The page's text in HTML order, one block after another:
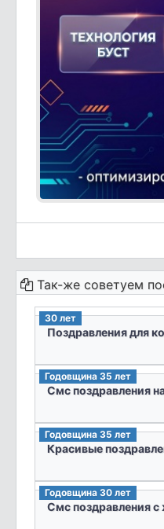
Так-же советуем
30 лет
Поздравления для
Годовщина 35 лет
Смс поздравления
Годовщина 35 лет
Красивые
Годовщина 30 лет
Смс поздравления